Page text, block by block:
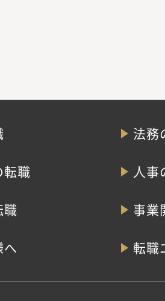
法務
転職 人事
職 事業
転職